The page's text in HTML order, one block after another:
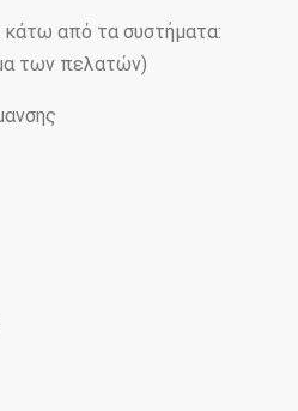
από τα συστήματα:
των πελατών)